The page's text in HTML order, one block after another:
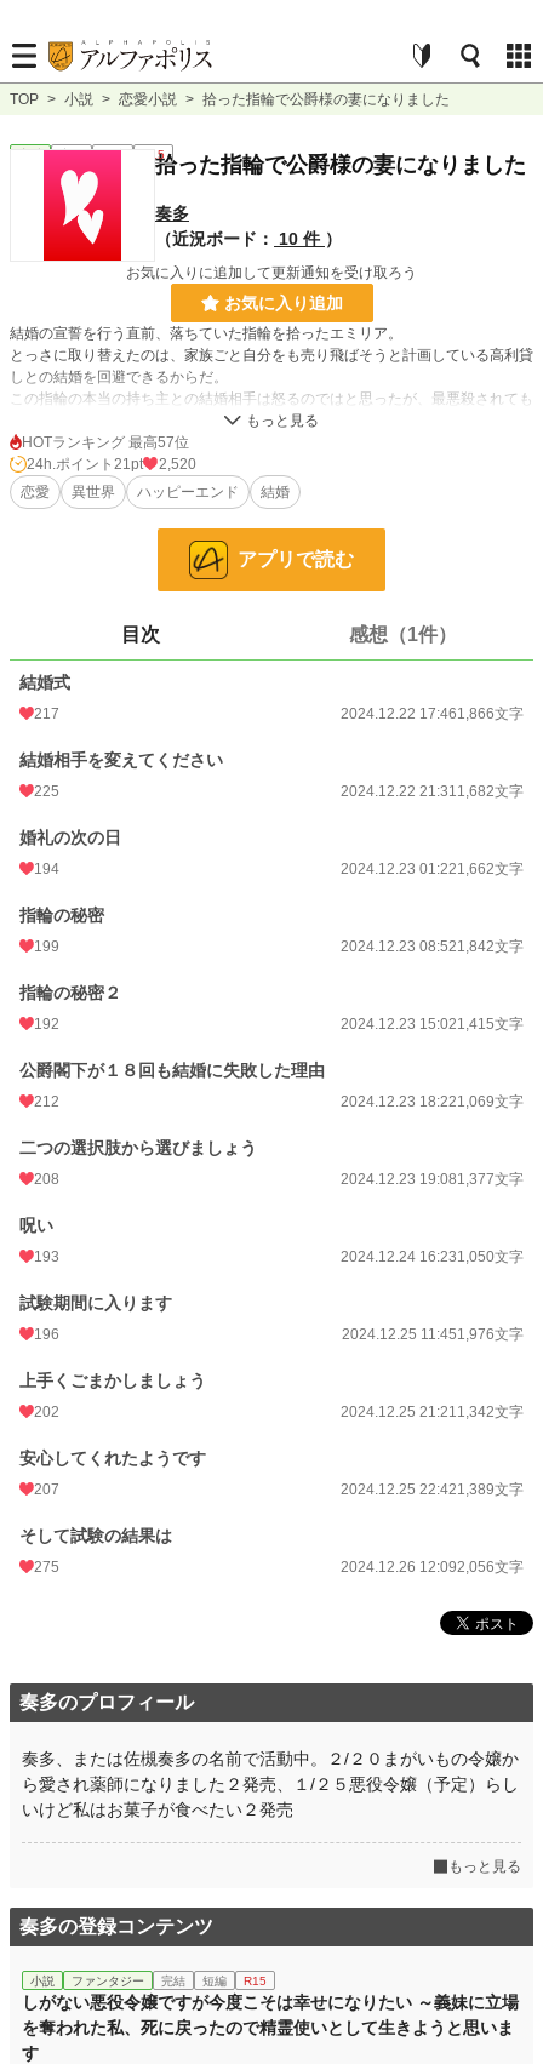
TOP > 小説 > 恋愛小説 > 拾った指輪で公爵様の妻になりました
完結 短編 R15拾った指輪で公爵様の妻になりました
奏多
（近況ボード：
10 件 ）
お気に入りに追加して更新通知を受け取ろう
お気に入り追加
結婚の宣誓を行う直前、落ちていた指輪を拾ったエミリア。
とっさに取り替えたのは、家族ごと自分をも売り飛ばそうと計画している高利貸
しとの結婚を回避できるからだ。
この指輪の本当の持ち主との結婚相手は怒るのではと思ったが、最悪殺されても
いいと思ったのに、予想外に受け入れてくれたけれど……？
「この試験を通過できれば、君との結婚を継続する。そうでなければ、死んだも
のとして他国へ行ってもらおうか」
公爵閣下の１９回目の結婚相手になったエミリアのお話です。
25,848 位 / 228,833 件
11,124 位 / 66,375 件
278
24h.ポイント 21 pt
文字数
更新日時 2024.12.26 12:09
初回公開日時
初回完結日時 2024.12.26 12:09
週間ポイント
月間ポイント
累計ポイント
HOTランキング 最高57位
24h.ポイント 21pt
2,520
恋愛
異世界 ハッピーエンド 結婚
アプリで読む
目次 感想（1件）
結婚式
217 2024.12.22 17:461,866文字
結婚相手を変えてください
225 2024.12.22 21:311,682文字
婚礼の次の日
194 2024.12.23 01:221,662文字
指輪の秘密
199 2024.12.23 08:521,842文字
指輪の秘密２
192 2024.12.23 15:021,415文字
公爵閣下が１８回も結婚に失敗した理由
212 2024.12.23 18:221,069文字
二つの選択肢から選びましょう
208 2024.12.23 19:081,377文字
呪い
193 2024.12.24 16:231,050文字
試験期間に入ります
196 2024.12.25 11:451,976文字
上手くごまかしましょう
202 2024.12.25 21:211,342文字
安心してくれたようです
207 2024.12.25 22:421,389文字
そして試験の結果は
275 2024.12.26 12:092,056文字
奏多のプロフィール
奏多、または佐槻奏多の名前で活動中。２/２０まがいもの令嬢か
ら愛され薬師になりました２発売、１/２５悪役令嬢（予定）らし
いけど私はお菓子が食べたい２発売
もっと見る
奏多の登録コンテンツ
小説 ファンタジー 完結 短編 R15
しがない悪役令嬢ですが今度こそは幸せになりたい ～義妹に立場
を奪われた私、死に戻ったので精霊使いとして生きようと思いま
す